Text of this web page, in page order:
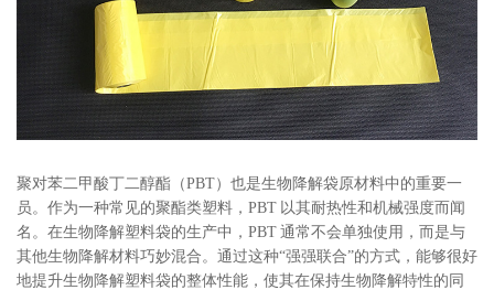
聚对苯二甲酸丁二醇酯（PBT）也是生物降解袋原材料中的重要一
员。作为一种常见的聚酯类塑料，PBT 以其耐热性和机械强度而闻
名。在生物降解塑料袋的生产中，PBT 通常不会单独使用，而是与
其他生物降解材料巧妙混合。通过这种“强强联合”的方式，能够很好
地提升生物降解塑料袋的整体性能，使其在保持生物降解特性的同